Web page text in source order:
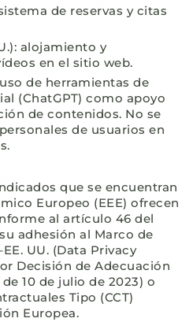
de reservas y citas
alojamiento y
en el sitio web.
de herramientas de
(ChatGPT) como apoyo
de contenidos. No se
de usuarios en
que se encuentran
Europeo (EEE) ofrecen
al artículo 46 del
adhesión al Marco de
UU. (Data Privacy
Decisión de Adecuación
10 de julio de 2023) o
Tipo (CCT)
Europea.